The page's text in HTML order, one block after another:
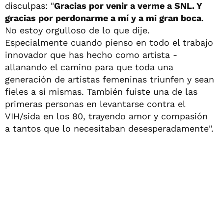
disculpas: "Gracias por venir a verme a SNL. Y
gracias por perdonarme a mí y a mi gran boca.
No estoy orgulloso de lo que dije.
Especialmente cuando pienso en todo el trabajo
innovador que has hecho como artista -
allanando el camino para que toda una
generación de artistas femeninas triunfen y sean
fieles a sí mismas. También fuiste una de las
primeras personas en levantarse contra el
VIH/sida en los 80, trayendo amor y compasión
a tantos que lo necesitaban desesperadamente".